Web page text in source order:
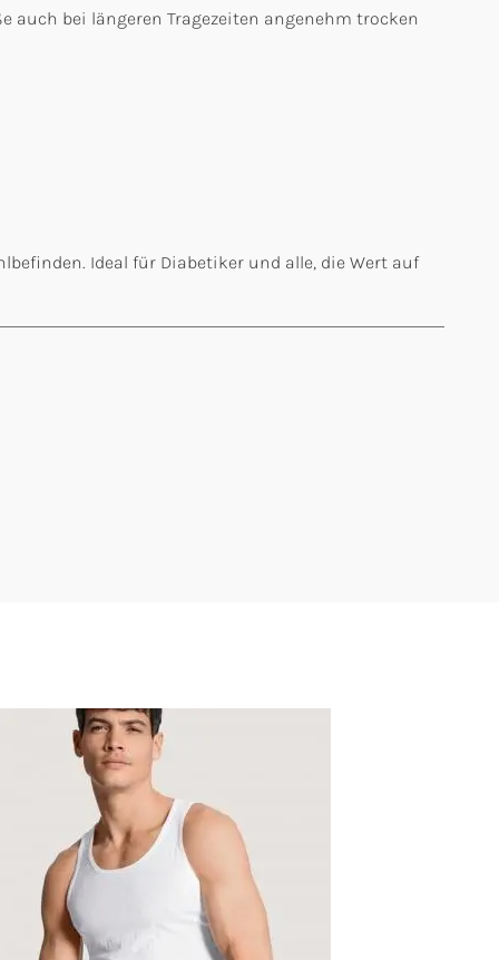
auch bei längeren Tragezeiten angenehm trocken
Ideal für Diabetiker und alle, die Wert auf